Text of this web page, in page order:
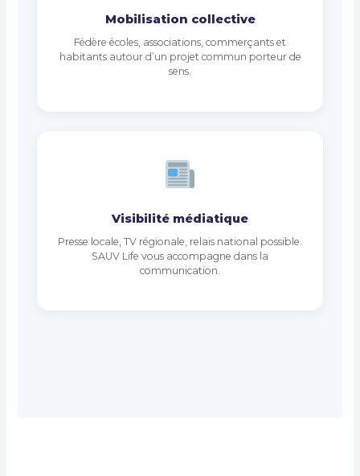
Mobilisation collective
Fédère écoles, associations, commerçants et
habitants autour d’un projet commun porteur de
sens.
Visibilité médiatique
Presse locale, TV régionale, relais national possible.
SAUV Life vous accompagne dans la
communication.